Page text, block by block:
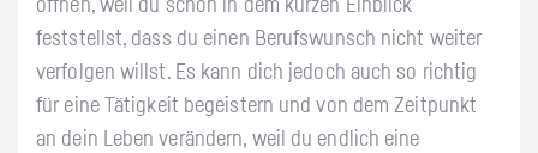
öffnen, weil du schon in dem kurzen Einblick
feststellst, dass du einen Berufswunsch nicht weiter
verfolgen willst. Es kann dich jedoch auch so richtig
für eine Tätigkeit begeistern und von dem Zeitpunkt
an dein Leben verändern, weil du endlich eine